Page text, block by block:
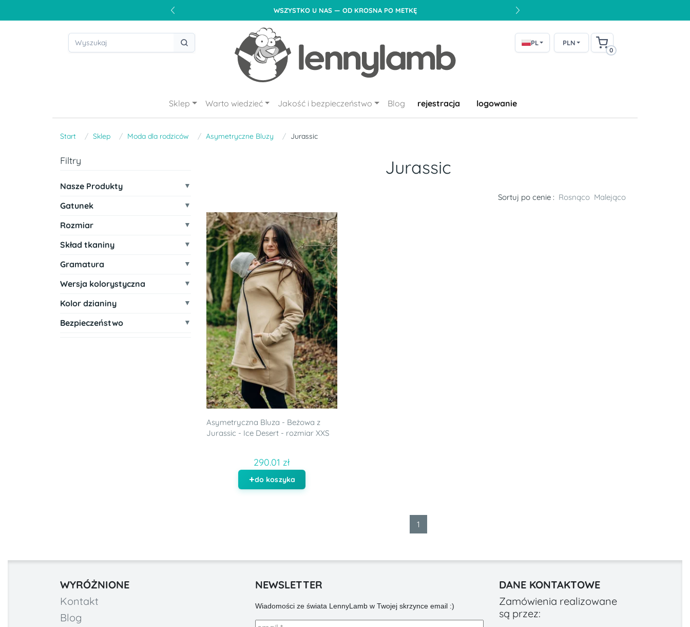
WSZYSTKO U NAS — OD KROSNA PO METKĘ
PL PLN
0
Sklep Warto wiedzieć Jakość i bezpieczeństwo Blog rejestracja logowanie
Start Sklep Moda dla rodziców Asymetryczne Bluzy Jurassic
Filtry
Nasze Produkty
Gatunek
Rozmiar
Skład tkaniny
Gramatura
Wersja kolorystyczna
Kolor dzianiny
Bezpieczeństwo
Jurassic
Sortuj po cenie : Rosnąco Malejąco
Asymetryczna Bluza - Beżowa z
Jurassic - Ice Desert - rozmiar XXS
290.01 zł
do koszyka
1
WYRÓŻNIONE
Kontakt
Blog
NEWSLETTER
Wiadomości ze świata LennyLamb w Twojej skrzynce email :)
DANE KONTAKTOWE
Zamówienia realizowane
są przez: